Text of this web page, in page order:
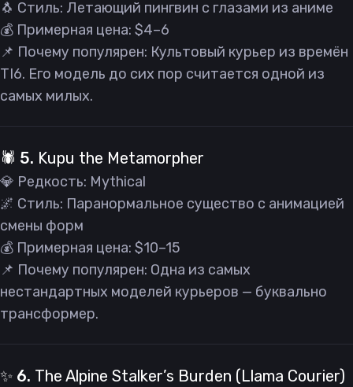
🐧 Стиль: Летающий пингвин с глазами из аниме
💰 Примерная цена: $4–6
📌 Почему популярен: Культовый курьер из времён
TI6. Его модель до сих пор считается одной из
самых милых.
🕷️ 5. Kupu the Metamorpher
💎 Редкость: Mythical
🌌 Стиль: Паранормальное существо с анимацией
смены форм
💰 Примерная цена: $10–15
📌 Почему популярен: Одна из самых
нестандартных моделей курьеров — буквально
трансформер.
✨ 6. The Alpine Stalker’s Burden (Llama Courier)